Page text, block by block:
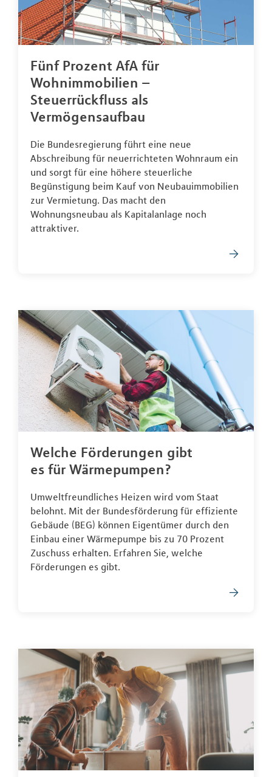
Fünf Prozent AfA für
Wohnimmobilien –
Steuerrückfluss als
Vermögensaufbau
Die Bundesregierung führt eine neue
Abschreibung für neuerrichteten Wohnraum ein
und sorgt für eine höhere steuerliche
Begünstigung beim Kauf von Neubauimmobilien
zur Vermietung. Das macht den
Wohnungsneubau als Kapitalanlage noch
attraktiver.
Welche Förderungen gibt
es für Wärmepumpen?
Umweltfreundliches Heizen wird vom Staat
belohnt. Mit der Bundesförderung für effiziente
Gebäude (BEG) können Eigentümer durch den
Einbau einer Wärmepumpe bis zu 70 Prozent
Zuschuss erhalten. Erfahren Sie, welche
Förderungen es gibt.